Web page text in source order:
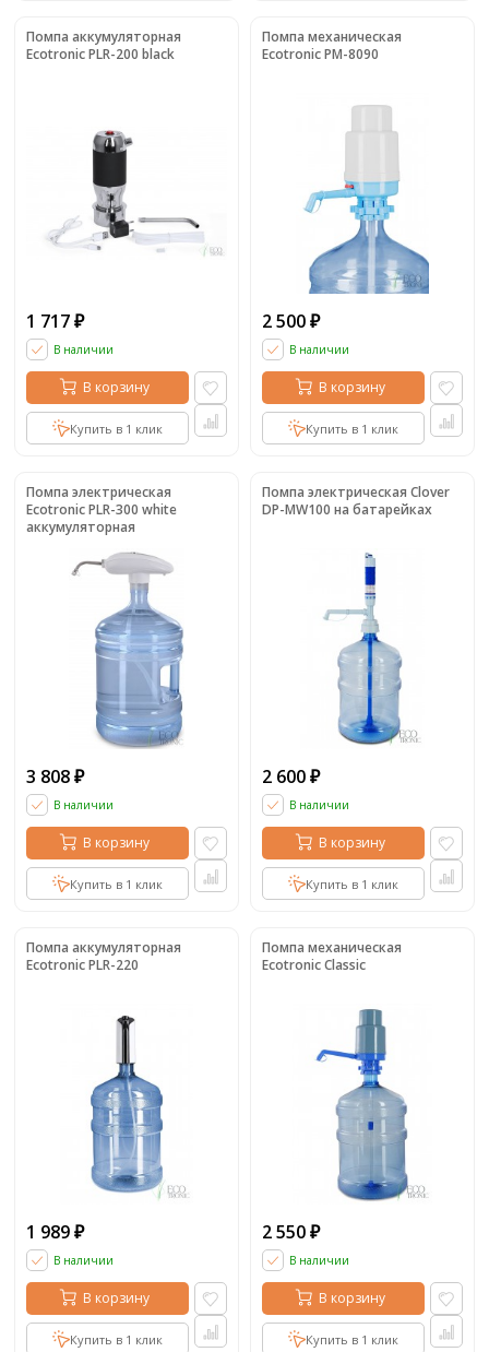
Помпа аккумуляторная
Ecotronic PLR-200 black
1 717 ₽
В наличии
В корзину
Купить в 1 клик
Помпа механическая
Ecotronic PM-8090
2 500 ₽
В наличии
В корзину
Купить в 1 клик
Помпа электрическая
Ecotronic PLR-300 white
аккумуляторная
3 808 ₽
В наличии
В корзину
Купить в 1 клик
Помпа электрическая Clover
DP-MW100 на батарейках
2 600 ₽
В наличии
В корзину
Купить в 1 клик
Помпа аккумуляторная
Ecotronic PLR-220
1 989 ₽
В наличии
В корзину
Купить в 1 клик
Помпа механическая
Ecotronic Classic
2 550 ₽
В наличии
В корзину
Купить в 1 клик